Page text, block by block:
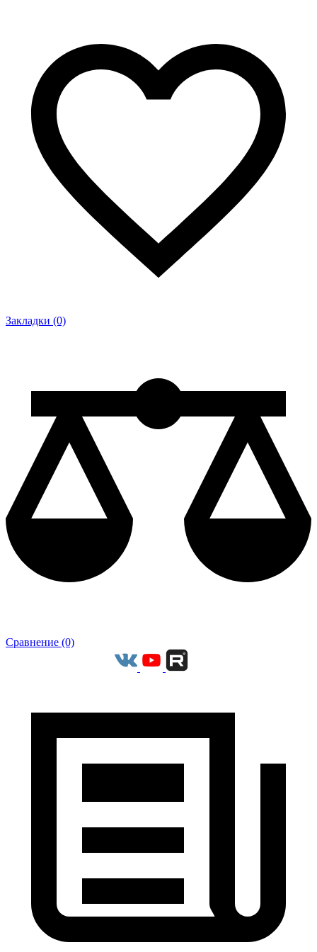
Закладки (0)
Сравнение (0)